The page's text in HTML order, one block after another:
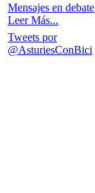
Mensajes en debate
Leer Más...
Tweets por
@AsturiesConBici